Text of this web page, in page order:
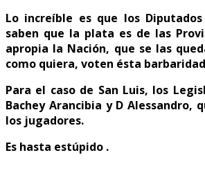
Lo increíble es que los
saben que la plata es de las
apropia la Nación, que se las
como quiera, voten ésta
Para el caso de San Luis, los
Bachey Arancibia y D Alessandro,
los jugadores.
Es hasta estúpido .